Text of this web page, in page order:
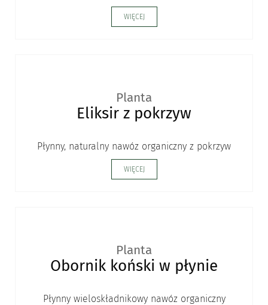
WIĘCEJ
Planta
Eliksir z pokrzyw
Płynny, naturalny nawóz organiczny z pokrzyw
WIĘCEJ
Planta
Obornik koński w płynie
Płynny wieloskładnikowy nawóz organiczny